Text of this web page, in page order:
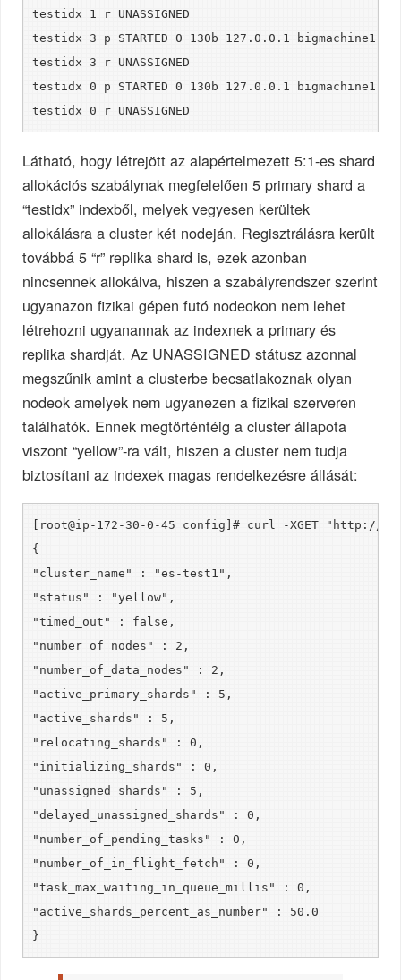
testidx 1 r UNASSIGNED
testidx 3 p STARTED 0 130b 127.0.0.1 bigmachine1-
testidx 3 r UNASSIGNED
testidx 0 p STARTED 0 130b 127.0.0.1 bigmachine1-
testidx 0 r UNASSIGNED
Látható, hogy létrejött az alapértelmezett 5:1-es shard
allokációs szabálynak megfelelően 5 primary shard a
“testidx” indexből, melyek vegyesen kerültek
allokálásra a cluster két nodeján. Regisztrálásra került
továbbá 5 “r” replika shard is, ezek azonban
nincsennek allokálva, hiszen a szabályrendszer szerint
ugyanazon fizikai gépen futó nodeokon nem lehet
létrehozni ugyanannak az indexnek a primary és
replika shardját. Az UNASSIGNED státusz azonnal
megszűnik amint a clusterbe becsatlakoznak olyan
nodeok amelyek nem ugyanezen a fizikai szerveren
találhatók. Ennek megtörténtéig a cluster állapota
viszont “yellow”-ra vált, hiszen a cluster nem tudja
biztosítani az indexek magas rendelkezésre állását:
[root@ip-172-30-0-45 config]# curl -XGET "http://
{
"cluster_name" : "es-test1",
"status" : "yellow",
"timed_out" : false,
"number_of_nodes" : 2,
"number_of_data_nodes" : 2,
"active_primary_shards" : 5,
"active_shards" : 5,
"relocating_shards" : 0,
"initializing_shards" : 0,
"unassigned_shards" : 5,
"delayed_unassigned_shards" : 0,
"number_of_pending_tasks" : 0,
"number_of_in_flight_fetch" : 0,
"task_max_waiting_in_queue_millis" : 0,
"active_shards_percent_as_number" : 50.0
}